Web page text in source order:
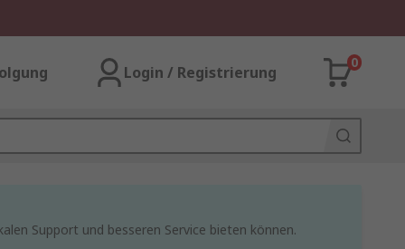
Login / Registrierung
0
Support und besseren Service bieten können.